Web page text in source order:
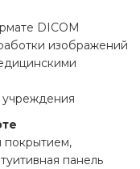
DICOM
изображений
учреждения
покрытием,
панель